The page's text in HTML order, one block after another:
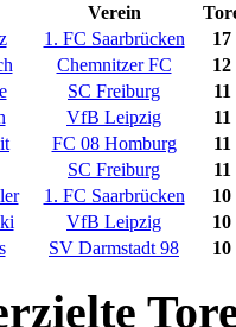
Verein
1. FC Saarbrücken
17
Chemnitzer FC
12
SC Freiburg
11
VfB Leipzig
11
FC 08 Homburg
11
SC Freiburg
11
1. FC Saarbrücken
10
VfB Leipzig
10
SV Darmstadt 98 10